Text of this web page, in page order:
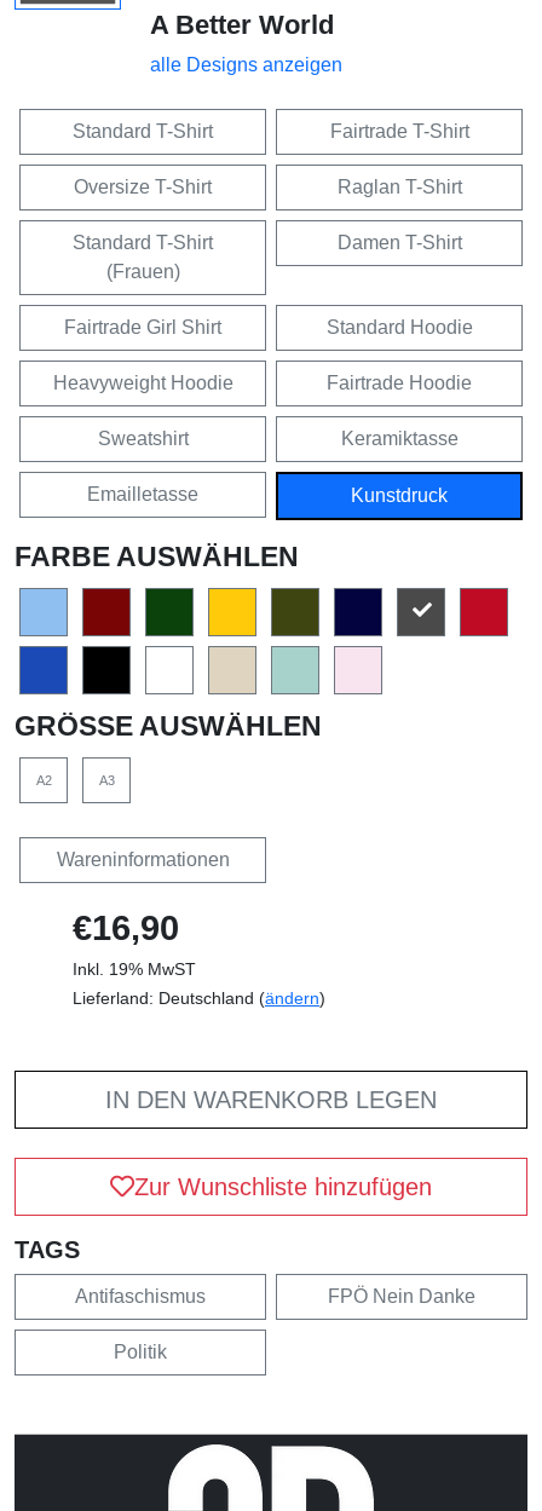
A Better World
alle Designs anzeigen
Standard T-Shirt Fairtrade T-Shirt
Oversize T-Shirt Raglan T-Shirt
Standard T-Shirt
(Frauen)
Damen T-Shirt
Fairtrade Girl Shirt Standard Hoodie
Heavyweight Hoodie Fairtrade Hoodie
Sweatshirt Keramiktasse
Emailletasse Kunstdruck
FARBE AUSWÄHLEN
GRÖSSE AUSWÄHLEN
A2 A3
Wareninformationen
€16,90
Inkl. 19% MwST
Lieferland: Deutschland (ändern)
IN DEN WARENKORB LEGEN
Zur Wunschliste hinzufügen
TAGS
Antifaschismus FPÖ Nein Danke
Politik